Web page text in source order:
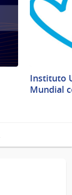
Instituto
Mundial